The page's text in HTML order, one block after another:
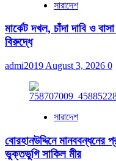
সারাদেশ
মার্কেট দখল, চাঁদা দাবি ও
বিরুদ্ধে
admi2019 August 3, 2026 0
সারাদেশ
বোরহানউদ্দিনে মানববন্ধনের
ভুক্তভুগি সাকিল মীর